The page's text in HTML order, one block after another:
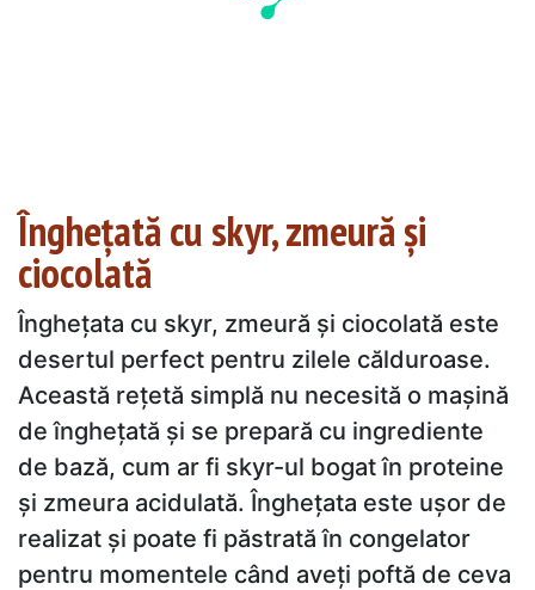
Înghețată cu skyr, zmeură și
ciocolată
Înghețata cu skyr, zmeură și ciocolată este
desertul perfect pentru zilele călduroase.
Această rețetă simplă nu necesită o mașină
de înghețată și se prepară cu ingrediente
de bază, cum ar fi skyr-ul bogat în proteine
și zmeura acidulată. Înghețata este ușor de
realizat și poate fi păstrată în congelator
pentru momentele când aveți poftă de ceva